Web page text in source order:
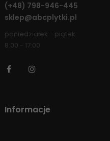
(+48) 798-946-445
sklep@abcplytki.pl
poniedziałek - piątek
8:00 - 17:00
Facebook
Informacje